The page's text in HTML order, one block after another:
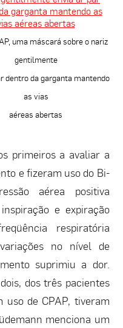
uma máscará sobre o nariz
gentilmente
dentro da garganta mantendo
as vias
aéreas abertas
primeiros a avaliar a
e fizeram uso do Bi-
aérea positiva
e expiração
respiratória
no nível de
suprimiu a dor.
dos três pacientes
uso de CPAP, tiveram
menciona um